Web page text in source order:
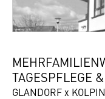
TAGESPFLEGE
GLANDORF x